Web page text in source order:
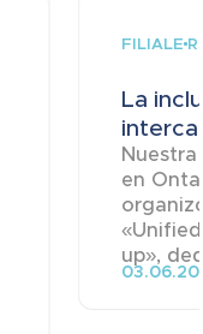
FILIALE
La
en
up»,